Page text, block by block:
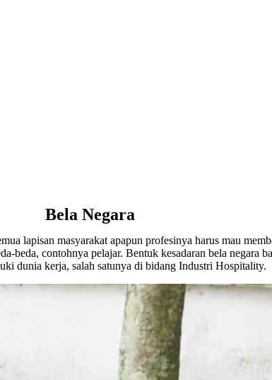
Bela Negara
lapisan masyarakat apapun profesinya harus mau
beda, contohnya pelajar. Bentuk kesadaran bela negara
dunia kerja, salah satunya di bidang Industri Hospitality.